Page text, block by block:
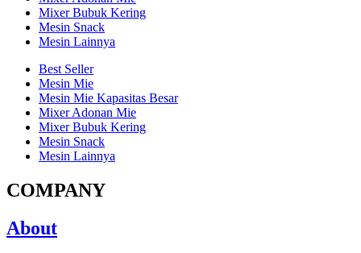
Mixer Bubuk Kering
Mesin Snack
Mesin Lainnya
Best Seller
Mesin Mie
Mesin Mie Kapasitas Besar
Mixer Adonan Mie
Mixer Bubuk Kering
Mesin Snack
Mesin Lainnya
COMPANY
About